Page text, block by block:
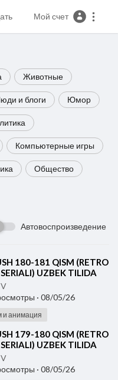
Мой счет
Животные
и блоги Юмор
Компьютерные игры
Общество
Автовоспроизведение
180-181 QISM (RETRO
UZBEK TILIDA
· 08/05/26
и анимация
179-180 QISM (RETRO
UZBEK TILIDA
· 08/05/26